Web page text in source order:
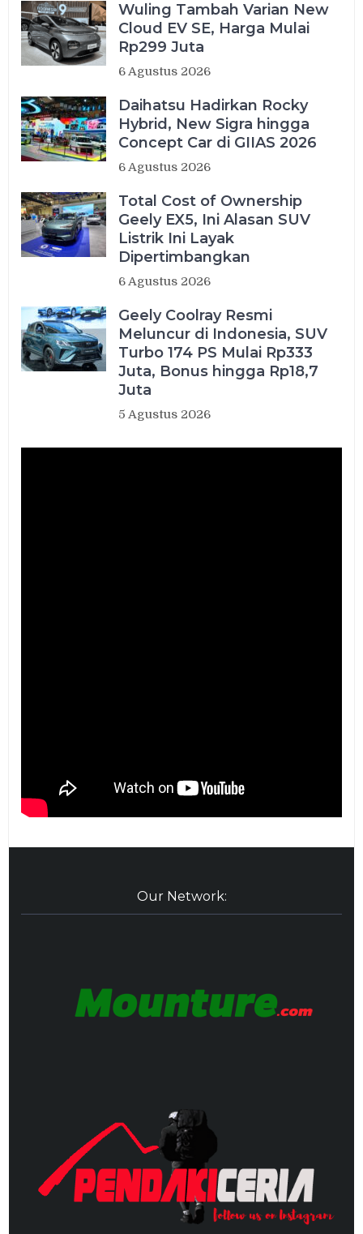
Wuling Tambah Varian New
Cloud EV SE, Harga Mulai
Rp299 Juta
6 Agustus 2026
Daihatsu Hadirkan Rocky
Hybrid, New Sigra hingga
Concept Car di GIIAS 2026
6 Agustus 2026
Total Cost of Ownership
Geely EX5, Ini Alasan SUV
Listrik Ini Layak
Dipertimbangkan
6 Agustus 2026
Geely Coolray Resmi
Meluncur di Indonesia, SUV
Turbo 174 PS Mulai Rp333
Juta, Bonus hingga Rp18,7
Juta
5 Agustus 2026
Our Network: